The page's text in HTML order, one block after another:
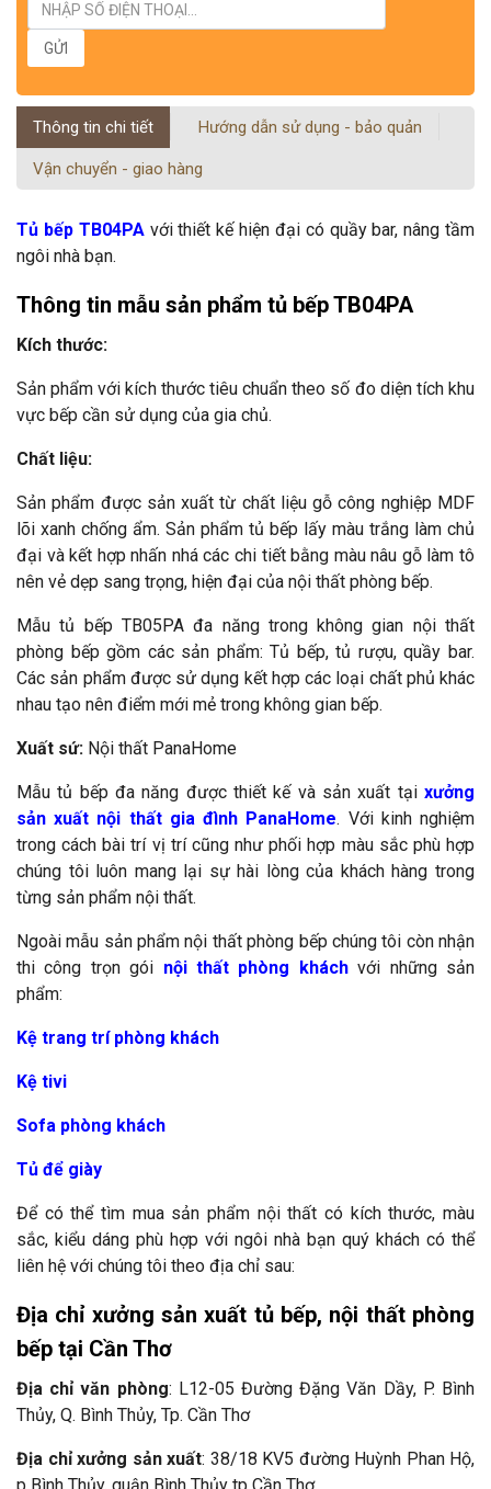
Thông tin chi tiết Hướng dẫn sử dụng - bảo quản
Vận chuyển - giao hàng
Tủ bếpTB04PAvới thiết kế hiện đại có quầy bar, nâng tầm
ngôi nhà bạn.
Thông tin mẫu sản phẩm tủ bếp TB04PA
Kích thước:
Sản phẩm với kích thước tiêu chuẩn theo số đo diện tích khu
vực bếp cần sử dụng của gia chủ.
Chất liệu:
Sản phẩm được sản xuất từ chất liệu gỗ công nghiệp MDF
lõi xanh chống ẩm. Sản phẩm tủ bếp lấy màu trắng làm chủ
đại và kết hợp nhấn nhá các chi tiết bằng màu nâu gỗ làm tô
nên vẻ dẹp sang trọng, hiện đại của nội thất phòng bếp.
Mẫu tủ bếp TB05PA đa năng trong không gian nội thất
phòng bếp gồm các sản phẩm: Tủ bếp, tủ rượu, quầy bar.
Các sản phẩm được sử dụng kết hợp các loại chất phủ khác
nhau tạo nên điểm mới mẻ trong không gian bếp.
Xuất sứ: Nội thất PanaHome
Mẫu tủ bếp đa năng được thiết kế và sản xuất tại xưởng
sản xuất nội thất gia đình PanaHome. Với kinh nghiệm
trong cách bài trí vị trí cũng như phối hợp màu sắc phù hợp
chúng tôi luôn mang lại sự hài lòng của khách hàng trong
từng sản phẩm nội thất.
Ngoài mẫu sản phẩm nội thất phòng bếp chúng tôi còn nhận
thi công trọn gói nội thất phòng kháchvới những sản
phẩm:
Kệ trang trí phòng khách
Kệ tivi
Sofa phòng khách
Tủ để giày
Để có thể tìm mua sản phẩm nội thất có kích thước, màu
sắc, kiểu dáng phù hợp với ngôi nhà bạn quý khách có thể
liên hệ với chúng tôi theo địa chỉ sau:
Địa chỉ xưởng sản xuất tủ bếp, nội thất phòng
bếp tại Cần Thơ
Địa chỉ văn phòng: L12-05 Đường Đặng Văn Dầy, P. Bình
Thủy, Q. Bình Thủy, Tp. Cần Thơ
Địa chỉ xưởng sản xuất: 38/18 KV5 đường Huỳnh Phan Hộ,